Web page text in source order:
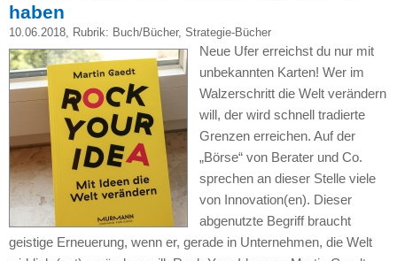
haben
10.06.2018, Rubrik: Buch/Bücher, Strategie-Bücher
Neue Ufer erreichst du nur mit
unbekannten Karten! Wer im
Walzerschritt die Welt verändern
will, der wird schnell tradierte
Grenzen erreichen. Auf der
„Börse“ von Berater und Co.
sprechen an dieser Stelle viele
von Innovation(en). Dieser
abgenutzte Begriff braucht
geistige Erneuerung, wenn er, gerade in Unternehmen, die Welt